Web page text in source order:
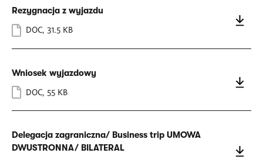
Rezygnacja z wyjazdu
DOC, 31.5 KB
Wniosek wyjazdowy
DOC 55 KB
Delegacja zagraniczna/ Business trip UMOWA
DWUSTRONNA/ BILATERAL